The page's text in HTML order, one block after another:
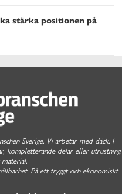
stärka positionen på
Sverige. Vi arbetar med däck. I
kompletterande delar eller utrustning.
På ett tryggt och ekonomiskt